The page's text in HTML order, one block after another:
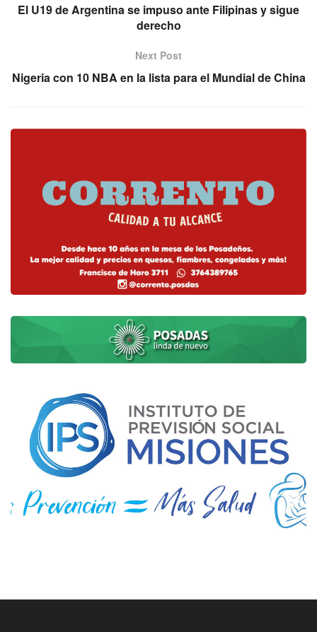
El U19 de Argentina se impuso ante Filipinas y sigue
derecho
Next Post
Nigeria con 10 NBA en la lista para el Mundial de China